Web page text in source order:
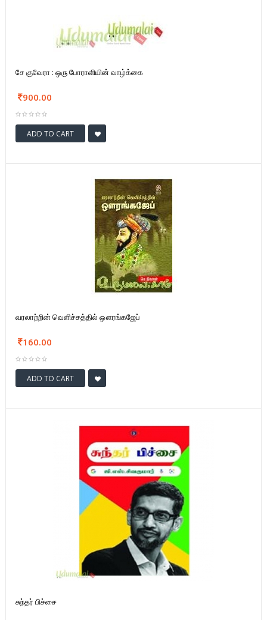
சே குவேரா : ஒரு போராளியின் வாழ்க்கை
900.00
ADD TO CART
வரலாற்றின் வெளிச்சத்தில் ஔரங்கஜேப்
160.00
ADD TO CART
சுந்தர் பிச்சை